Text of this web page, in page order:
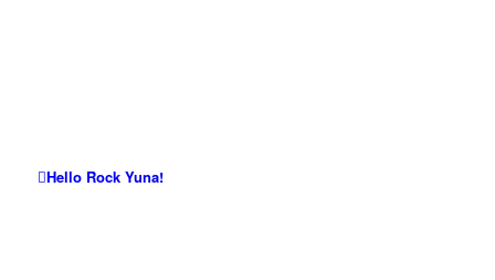
Hello Rock Yuna!